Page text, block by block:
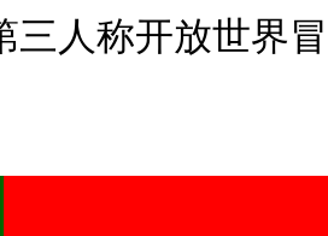
三人称开放世界冒